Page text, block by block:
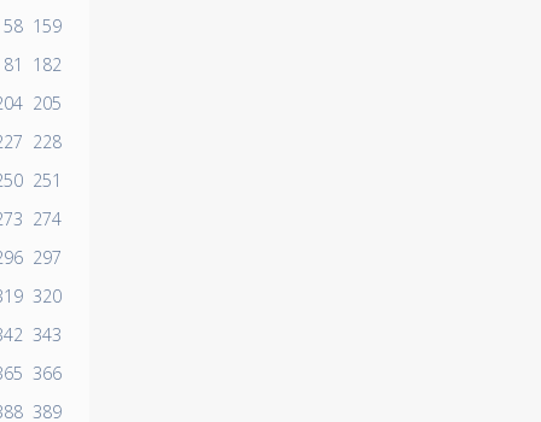
159
182
205
228
251
274
297
320
343
366
389